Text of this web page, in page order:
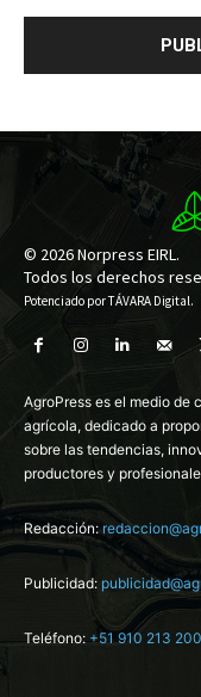
© 2026 Norpress EIRL.
Todos los derechos
Potenciado porTÁVARA Digital.
AgroPress es el medio de
agrícola, dedicado a
sobre las tendencias,
productores y
Redacción:
Publicidad:
Teléfono: +51 910 213 200